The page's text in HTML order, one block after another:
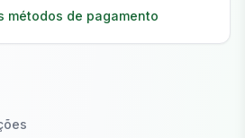
métodos de pagamento